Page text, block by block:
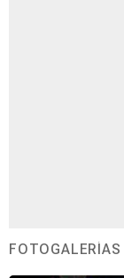
FOTOGALERÍAS